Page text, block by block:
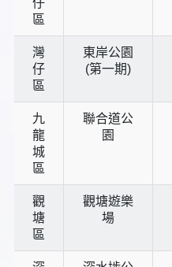
仔
區
灣
仔
區
東岸公園
(第一期)
九
龍
城
區
聯合道公
園
觀
塘
區
觀塘遊樂
場